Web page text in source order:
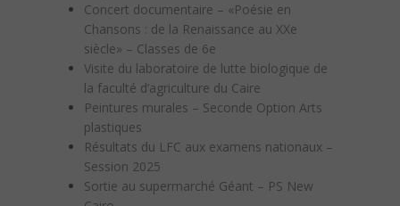
Concert documentaire – «Poésie en
Chansons : de la Renaissance au XXe
siècle» – Classes de 6e
Visite du laboratoire de lutte biologique de
la faculté d’agriculture du Caire
Peintures murales – Seconde Option Arts
plastiques
Résultats du LFC aux examens nationaux –
Session 2025
Sortie au supermarché Géant – PS New